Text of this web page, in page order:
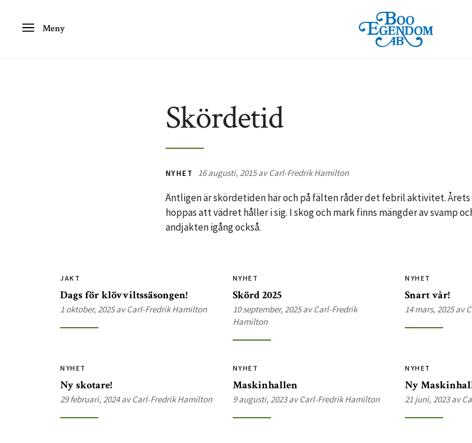
Meny
Skördetid
NYHET 16 augusti, 2015 av Carl-Fredrik Hamilton
Äntligen är skördetiden här och på fälten råder det febril aktivitet.
hoppas att vädret håller i sig. I skog och mark finns mängder av svamp
andjakten igång också.
JAKT
Dags för klövviltssäsongen!
1 oktober, 2025 av Carl-Fredrik Hamilton
NYHET
Skörd 2025
10 september, 2025 av Carl-Fredrik
Hamilton
NYHET
Snart vår!
14 mars, 2025 av
NYHET
Ny skotare!
29 februari, 2024 av Carl-Fredrik Hamilton
NYHET
Maskinhallen
9 augusti, 2023 av Carl-Fredrik Hamilton
NYHET
Ny
21 juni, 2023 av